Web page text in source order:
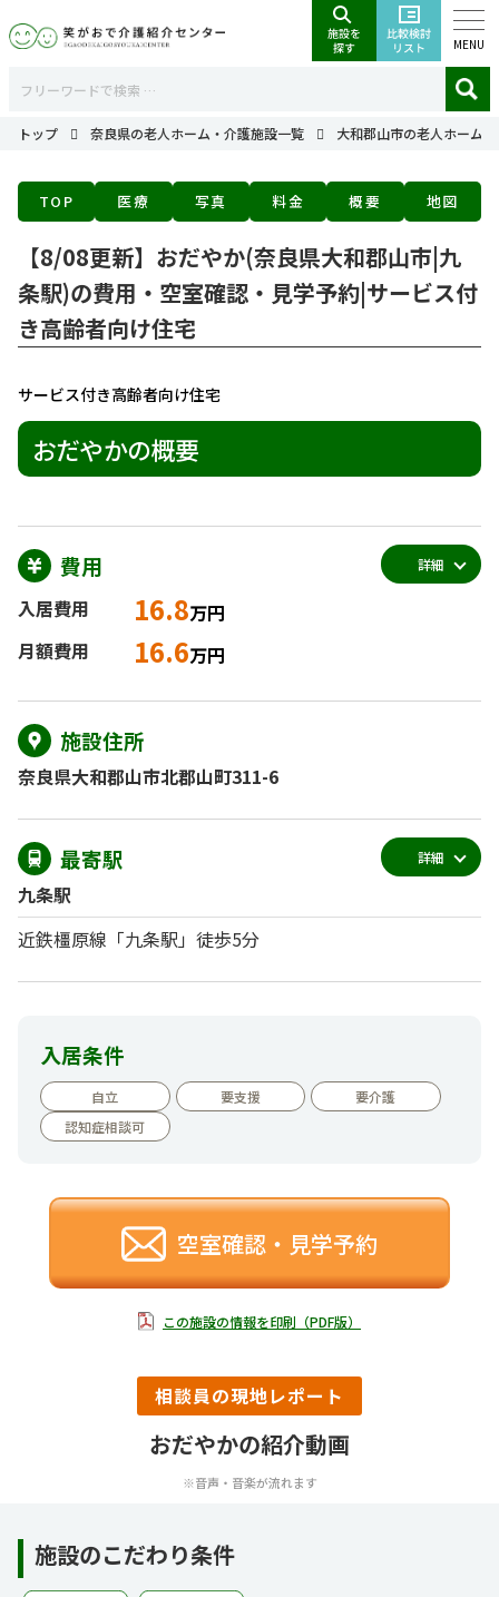
MENU
トップ 奈良県の老人ホーム・介護施設一覧 大和郡山市の老人ホーム
TOP 医療 写真 料金 概要 地図
【8/08更新】おだやか(奈良県大和郡山市|九
条駅)の費用・空室確認・見学予約|サービス付
き高齢者向け住宅
サービス付き高齢者向け住宅
おだやかの概要
費用
入居費用 16.8万円
月額費用
16.6万円
詳細
施設住所
奈良県大和郡山市北郡山町311-6
最寄駅
九条駅
近鉄橿原線「九条駅」徒歩5分
詳細
入居条件
自立 要支援
要介護
認知症相談可
空室確認・見学予約
この施設の情報を印刷（PDF版）
相談員の現地レポート
おだやかの紹介動画
※音声・音楽が流れます
施設のこだわり条件